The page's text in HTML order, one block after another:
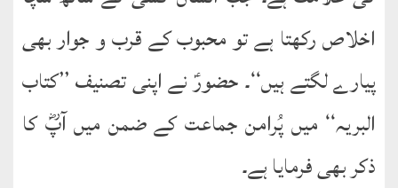
کتب
انور
اردو
اخلاص رکھتا ہے تو محبوب کے قرب و جوار بھی
پیارے لگتے ہیں‘‘۔ حضورؑ نے اپنی تصنیف ’’کتاب
البریہ‘‘ میں پُرامن جماعت کے ضمن میں آپؓ کا
ذکر بھی فرمایا ہے۔